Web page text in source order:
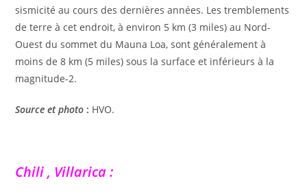
sismicité au cours des dernières années. Les tremblements
de terre à cet endroit, à environ 5 km (3 miles) au Nord-
Ouest du sommet du Mauna Loa, sont généralement à
moins de 8 km (5 miles) sous la surface et inférieurs à la
magnitude-2.
Source et photo : HVO.
Chili , Villarica :